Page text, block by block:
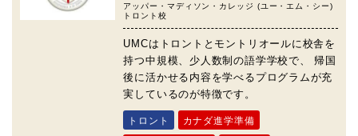
アッパー・マディソン・カレッジ (ユー・エム・シー)
トロント校
UMCはトロントとモントリオールに校舎を
持つ中規模、少人数制の語学学校で、 帰国
後に活かせる内容を学べるプログラムが充
実しているのが特徴です。
トロント カナダ進学準備